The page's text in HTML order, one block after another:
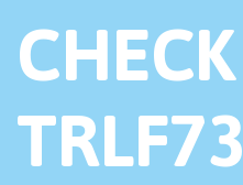
CHECK
TRLF73